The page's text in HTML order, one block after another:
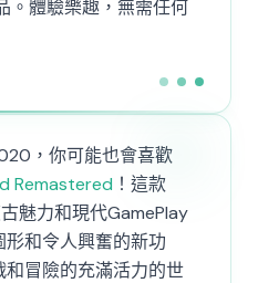
。體驗樂趣，無需任何
，你可能也會喜歡
Remastered ！這款
魅力和現代GamePlay
和令人興奮的新功
冒險的充滿活力的世